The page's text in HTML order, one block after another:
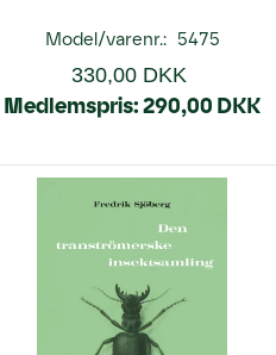
Model/varenr.: 5475
330,00 DKK
Medlemspris:290,00 DKK